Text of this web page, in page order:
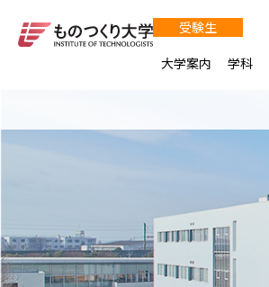
受験生
大学案内
学科